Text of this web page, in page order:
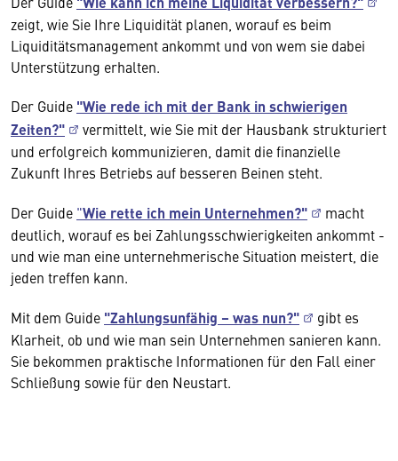
zeigt, wie Sie Ihre Liquidität planen, worauf es beim
Liquiditätsmanagement ankommt und von wem sie dabei
Unterstützung erhalten.
Der Guide "Wie rede ich mit der Bank in schwierigen
Zeiten?"
vermittelt, wie Sie mit der Hausbank strukturiert
und erfolgreich kommunizieren, damit die finanzielle
Zukunft Ihres Betriebs auf besseren Beinen steht.
Der Guide "Wie rette ich mein Unternehmen?"
macht
deutlich, worauf es bei Zahlungsschwierigkeiten ankommt -
und wie man eine unternehmerische Situation meistert, die
jeden treffen kann.
Mit dem Guide "Zahlungsunfähig – was nun?"
gibt es
Klarheit, ob und wie man sein Unternehmen sanieren kann.
Sie bekommen praktische Informationen für den Fall einer
Schließung sowie für den Neustart.